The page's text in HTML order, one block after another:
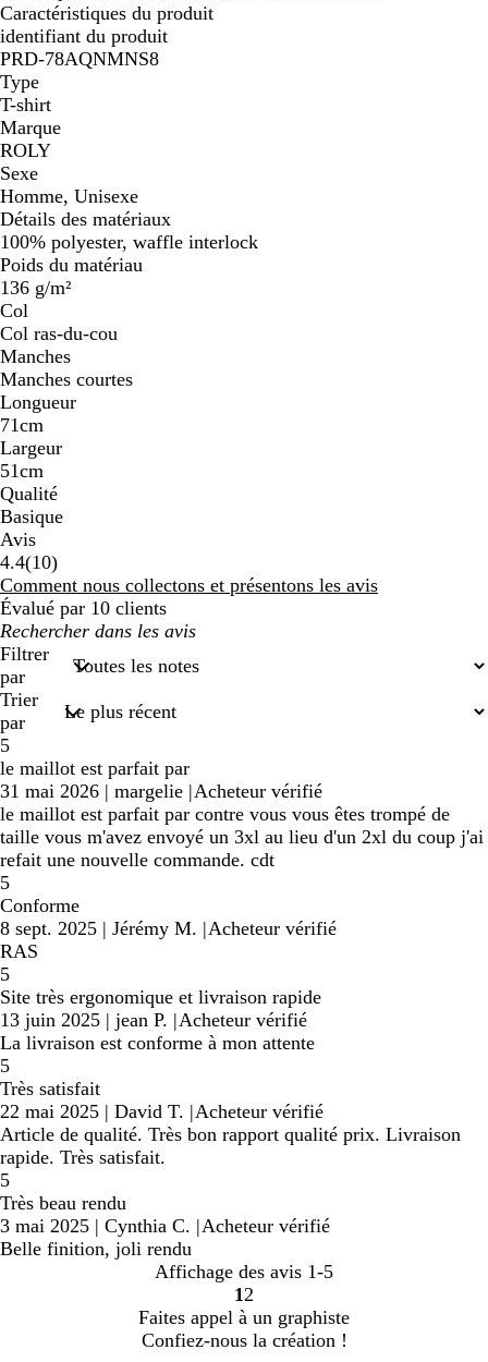
Caractéristiques du produit
identifiant du produit
PRD-78AQNMNS8
Type
T-shirt
Marque
ROLY
Sexe
Homme, Unisexe
Détails des matériaux
100% polyester, waffle interlock
Poids du matériau
136 g/m²
Col
Col ras-du-cou
Manches
Manches courtes
Longueur
71cm
Largeur
51cm
Qualité
Basique
Avis
4.4(1010
avis
)
Comment nous collectons et présentons les avis
Évalué par 10 clients
Mes
recherches
saisies
Filtrer
par
Trier
par
5
le maillot est parfait par
31 mai 2026 | margelie |Acheteur vérifié
le maillot est parfait par contre vous vous êtes trompé de
taille vous m'avez envoyé un 3xl au lieu d'un 2xl du coup j'ai
refait une nouvelle commande. cdt
5
Conforme
8 sept. 2025 | Jérémy M. |Acheteur vérifié
RAS
5
Site très ergonomique et livraison rapide
13 juin 2025 | jean P. |Acheteur vérifié
La livraison est conforme à mon attente
5
Très satisfait
22 mai 2025 | David T. |Acheteur vérifié
Article de qualité. Très bon rapport qualité prix. Livraison
rapide. Très satisfait.
5
Très beau rendu
3 mai 2025 | Cynthia C. |Acheteur vérifié
Belle finition, joli rendu
Affichage des avis 1-5
Accéder
à
la
1 Accéder
à
la
2
Faites appel à un graphiste
Confiez-nous la création !